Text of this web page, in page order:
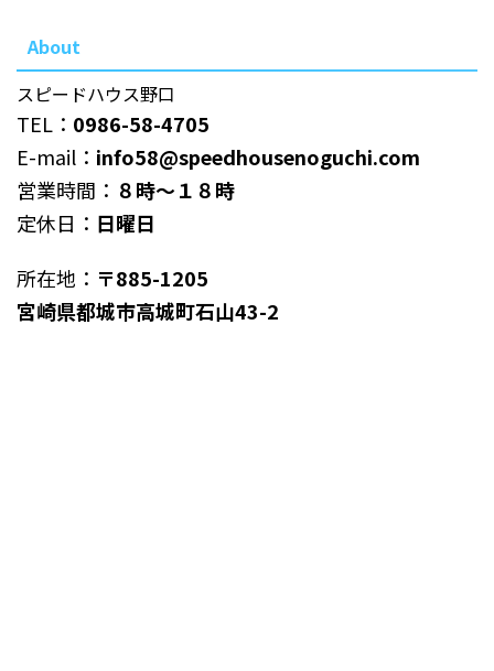
About
スピードハウス野口
TEL： 0986-58-4705
E-mail： info58@speedhousenoguchi.com
営業時間： ８時～１８時
定休日： 日曜日
所在地： 〒885-1205
宮崎県都城市高城町石山43-2